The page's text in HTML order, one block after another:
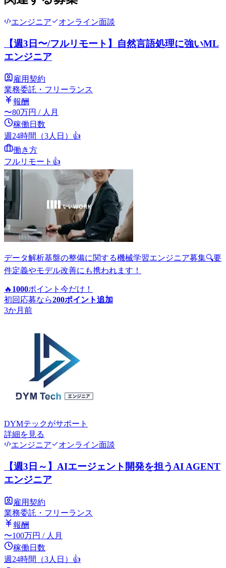
エンジニア オンライン面談
【週3日〜/フルリモート】自然言語処理に強いML
エンジニア
雇用契約
業務委託・フリーランス
報酬
〜80万円 / 人月
稼働日数
週24時間（3人日） 👍
働き方
フルリモート 👍
データ解析基盤の整備に関する機械学習エンジニア募集🔍要
件定義やモデル改善にも携われます！
🔥 1000ポイント 今だけ！
初回応募なら200ポイント追加
3か月前
DYMテックがサポート
詳細を見る
エンジニア
オンライン面談
【週3日～】AIエージェント開発を担うAI AGENT
エンジニア
雇用契約
業務委託・フリーランス
報酬
〜100万円 / 人月
稼働日数
週24時間（3人日） 👍